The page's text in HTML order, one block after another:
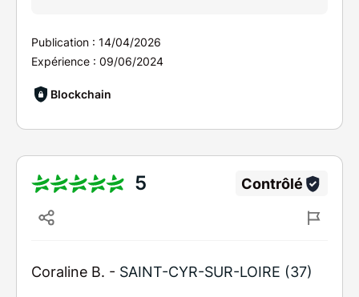
Publication : 14/04/2026
Expérience : 09/06/2024
Blockchain
5 Contrôlé
Coraline B. - SAINT-CYR-SUR-LOIRE (37)